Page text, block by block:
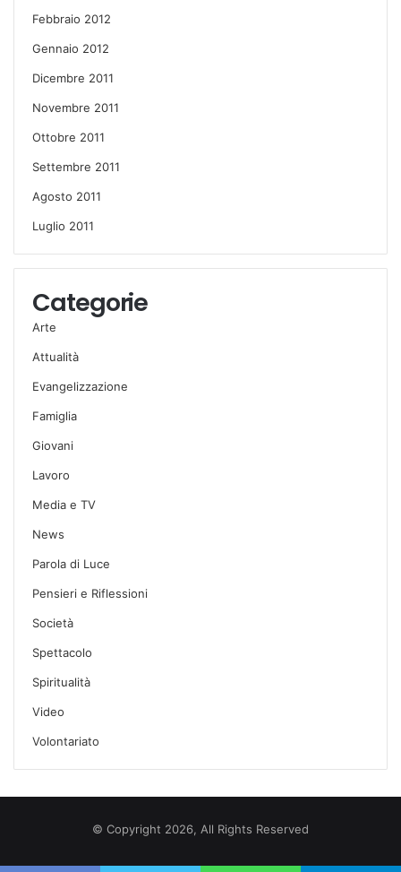
Febbraio 2012
Gennaio 2012
Dicembre 2011
Novembre 2011
Ottobre 2011
Settembre 2011
Agosto 2011
Luglio 2011
Categorie
Arte
Attualità
Evangelizzazione
Famiglia
Giovani
Lavoro
Media e TV
News
Parola di Luce
Pensieri e Riflessioni
Società
Spettacolo
Spiritualità
Video
Volontariato
© Copyright 2026, All Rights Reserved